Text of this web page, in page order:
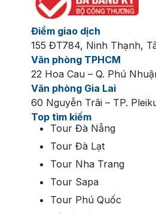
Điểm giao dịch
155 ĐT784, Ninh Thạnh,
Văn phòng TPHCM
22 Hoa Cau – Q. Phú
Văn phòng Gia Lai
60 Nguyễn Trãi – TP.
Top tìm kiếm
Tour Đà Nẵng
Tour Đà Lạt
Tour Nha Trang
Tour Sapa
Tour Phú Quốc